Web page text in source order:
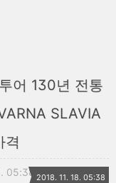
어 130년 전통
SLAVIA
격
05:38 2018. 11. 18. 05:38